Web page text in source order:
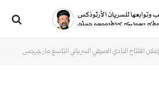
إعلان افتتاح النادي الصيفي السرياني التاسع مار جرجس